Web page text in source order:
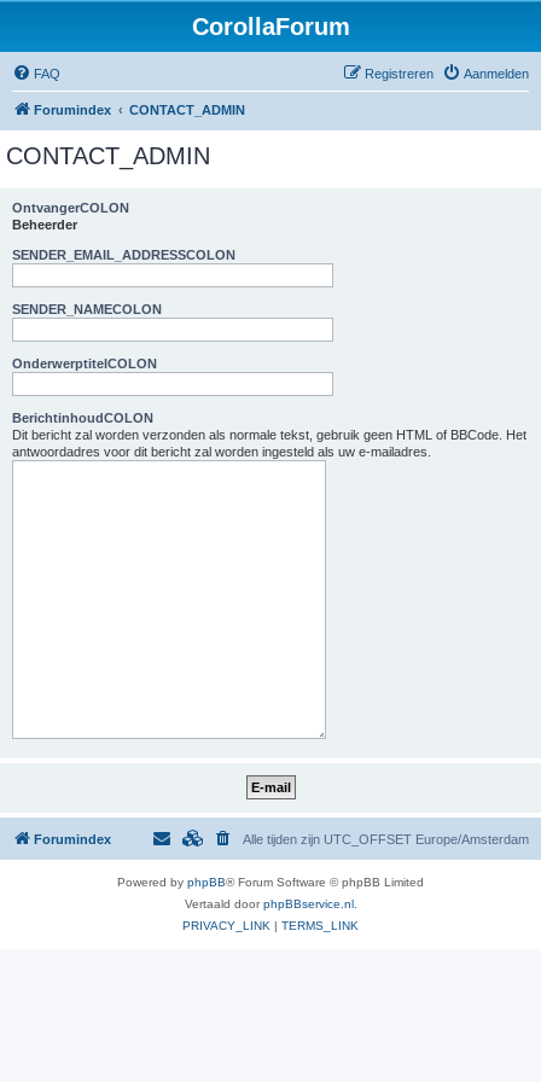
CorollaForum
FAQ Aanmelden
Registreren
Forumindex CONTACT_ADMIN
CONTACT_ADMIN
OntvangerCOLON
Beheerder
SENDER_EMAIL_ADDRESSCOLON
SENDER_NAMECOLON
OnderwerptitelCOLON
BerichtinhoudCOLON
Dit bericht zal worden verzonden als normale tekst, gebruik geen HTML of BBCode. Het
antwoordadres voor dit bericht zal worden ingesteld als uw e-mailadres.
Forumindex Alle tijden zijn UTC_OFFSET Europe/Amsterdam
Powered by phpBB® Forum Software © phpBB Limited
Vertaald doorphpBBservice.nl.
PRIVACY_LINK | TERMS_LINK